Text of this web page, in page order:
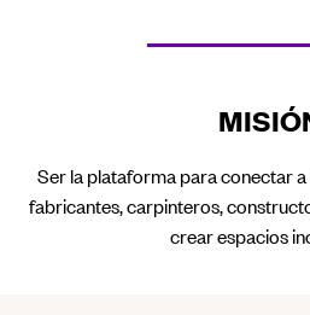
Ser la plataforma para conectar
fabricantes, carpinteros,
crear espacios